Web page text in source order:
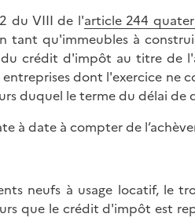
du VIII de l'article 244
tant qu'immeubles à
crédit d'impôt au titre de
dont l'exercice ne
duquel le terme du délai de
à date à compter de
neufs à usage locatif, le
que le crédit d'impôt est